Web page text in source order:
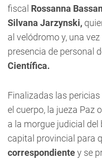
fiscal Rossanna
Silvana Jarzynski,
al velódromo y, una
presencia de personal
Científica.
Finalizadas las
el cuerpo, la jueza Paz
a la morgue judicial del
capital provincial para
correspondientey se